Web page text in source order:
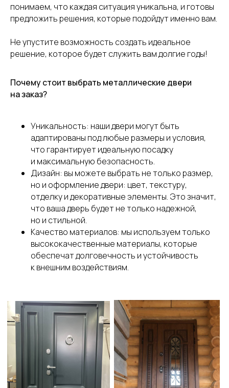
понимаем, что каждая ситуация уникальна, и готовы
предложить решения, которые подойдут именно вам.
Не упустите возможность создать идеальное
решение, которое будет служить вам долгие годы!
Почему стоит выбрать металлические двери
на заказ?
Уникальность: наши двери могут быть
адаптированы под любые размеры и условия,
что гарантирует идеальную посадку
и максимальную безопасность.
Дизайн: вы можете выбрать не только размер,
но и оформление двери: цвет, текстуру,
отделку и декоративные элементы. Это значит,
что ваша дверь будет не только надежной,
но и стильной.
Качество материалов: мы используем только
высококачественные материалы, которые
обеспечат долговечность и устойчивость
к внешним воздействиям.